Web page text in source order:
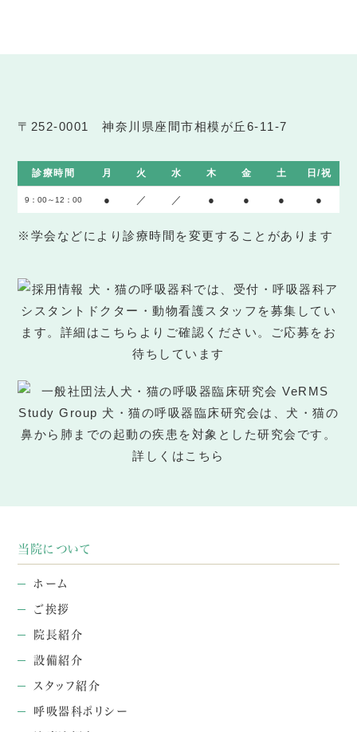
〒252-0001 神奈川県座間市相模が丘6-11-7
診療時間 月 火 水 木 金 土 日/祝
9：00～12：00 ● ／ ／ ● ● ● ●
※学会などにより診療時間を変更することがあります
当院について
ホーム
ご挨拶
院長紹介
設備紹介
スタッフ紹介
呼吸器科ポリシー